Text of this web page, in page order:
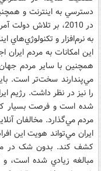
دسترسي به اينترنت و
در 2010، بر تلاش
به نرم‌افزار و تکنولوژي‌هاي
اين امکانات به مردم
همچنين با ساير مردم جهان
مي‌پندارند سخت‌تر است.
را نيز در نظر داشت. رژيم
شده است و فرصت بسيار
مردم مي‌گذارد. مخالفان
ايران مي‌تواند هويت اين
کشف کند. بدون شک در
مبالغه زيادي شده است، و